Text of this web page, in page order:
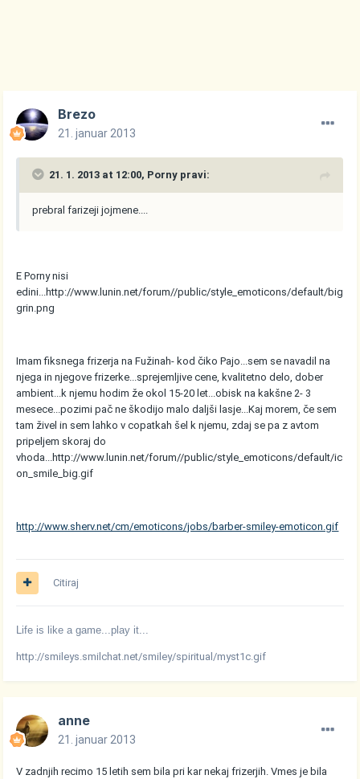
Brezo
21. januar 2013
21. 1. 2013 at 12:00, Porny pravi:
prebral farizeji jojmene....
E Porny nisi
edini...http://www.lunin.net/forum//public/style_emoticons/default/big
grin.png
Imam fiksnega frizerja na Fužinah- kod čiko Pajo...sem se navadil na
njega in njegove frizerke...sprejemljive cene, kvalitetno delo, dober
ambient...k njemu hodim že okol 15-20 let...obisk na kakšne 2- 3
mesece...pozimi pač ne škodijo malo daljši lasje...Kaj morem, če sem
tam živel in sem lahko v copatkah šel k njemu, zdaj se pa z avtom
pripeljem skoraj do
vhoda...http://www.lunin.net/forum//public/style_emoticons/default/ic
on_smile_big.gif
http://www.sherv.net/cm/emoticons/jobs/barber-smiley-emoticon.gif
Citiraj
Life is like a game...play it...
http://smileys.smilchat.net/smiley/spiritual/myst1c.gif
anne
21. januar 2013
V zadnjih recimo 15 letih sem bila pri kar nekaj frizerjih. Vmes je bila